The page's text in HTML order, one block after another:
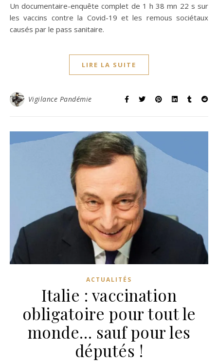
Un documentaire-enquête complet de 1 h 38 mn 22 s sur
les vaccins contre la Covid-19 et les remous sociétaux
causés par le pass sanitaire.
LIRE LA SUITE
Vigilance Pandémie
ACTUALITÉS
Italie : vaccination
obligatoire pour tout le
monde… sauf pour les
députés !